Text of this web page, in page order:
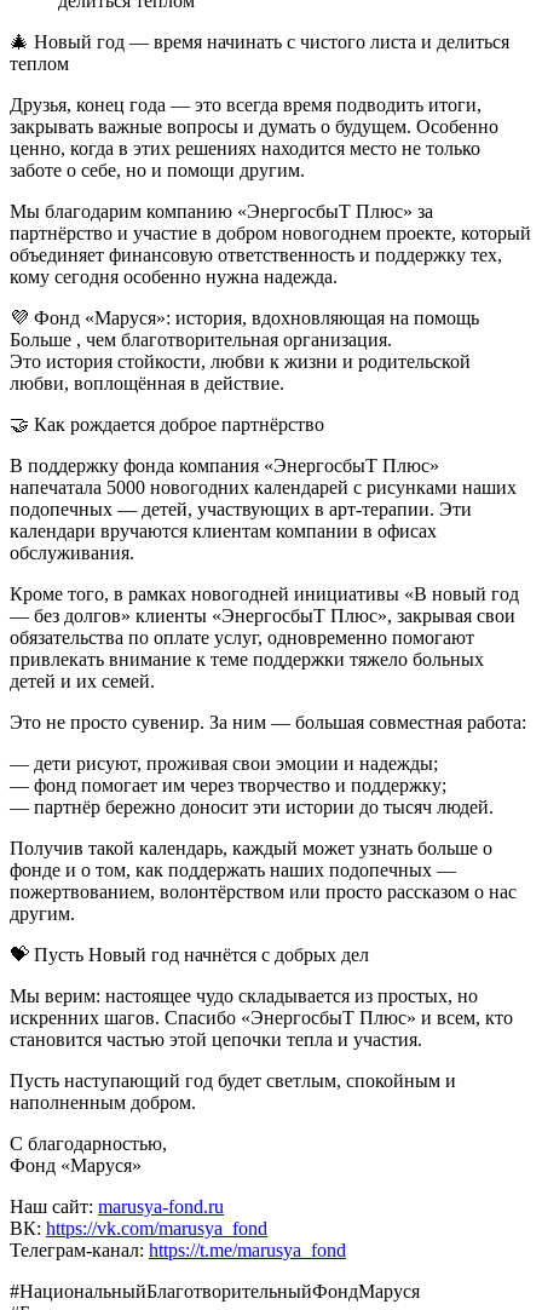
🎄 Новый год — время начинать с чистого листа и делиться
теплом
Друзья, конец года — это всегда время подводить итоги,
закрывать важные вопросы и думать о будущем. Особенно
ценно, когда в этих решениях находится место не только
заботе о себе, но и помощи другим.
Мы благодарим компанию «ЭнергосбыТ Плюс» за
партнёрство и участие в добром новогоднем проекте, который
объединяет финансовую ответственность и поддержку тех,
кому сегодня особенно нужна надежда.
💜 Фонд «Маруся»: история, вдохновляющая на помощь
Больше , чем благотворительная организация.
Это история стойкости, любви к жизни и родительской
любви, воплощённая в действие.
🤝 Как рождается доброе партнёрство
В поддержку фонда компания «ЭнергосбыТ Плюс»
напечатала 5000 новогодних календарей с рисунками наших
подопечных — детей, участвующих в арт-терапии. Эти
календари вручаются клиентам компании в офисах
обслуживания.
Кроме того, в рамках новогодней инициативы «В новый год
— без долгов» клиенты «ЭнергосбыТ Плюс», закрывая свои
обязательства по оплате услуг, одновременно помогают
привлекать внимание к теме поддержки тяжело больных
детей и их семей.
Это не просто сувенир. За ним — большая совместная работа:
— дети рисуют, проживая свои эмоции и надежды;
— фонд помогает им через творчество и поддержку;
— партнёр бережно доносит эти истории до тысяч людей.
Получив такой календарь, каждый может узнать больше о
фонде и о том, как поддержать наших подопечных —
пожертвованием, волонтёрством или просто рассказом о нас
другим.
💝 Пусть Новый год начнётся с добрых дел
Мы верим: настоящее чудо складывается из простых, но
искренних шагов. Спасибо «ЭнергосбыТ Плюс» и всем, кто
становится частью этой цепочки тепла и участия.
Пусть наступающий год будет светлым, спокойным и
наполненным добром.
С благодарностью,
Фонд «Маруся»
Наш сайт: marusya-fond.ru
ВК: https://vk.com/marusya_fond
Телеграм-канал: https://t.me/marusya_fond
#НациональныйБлаготворительныйФондМаруся